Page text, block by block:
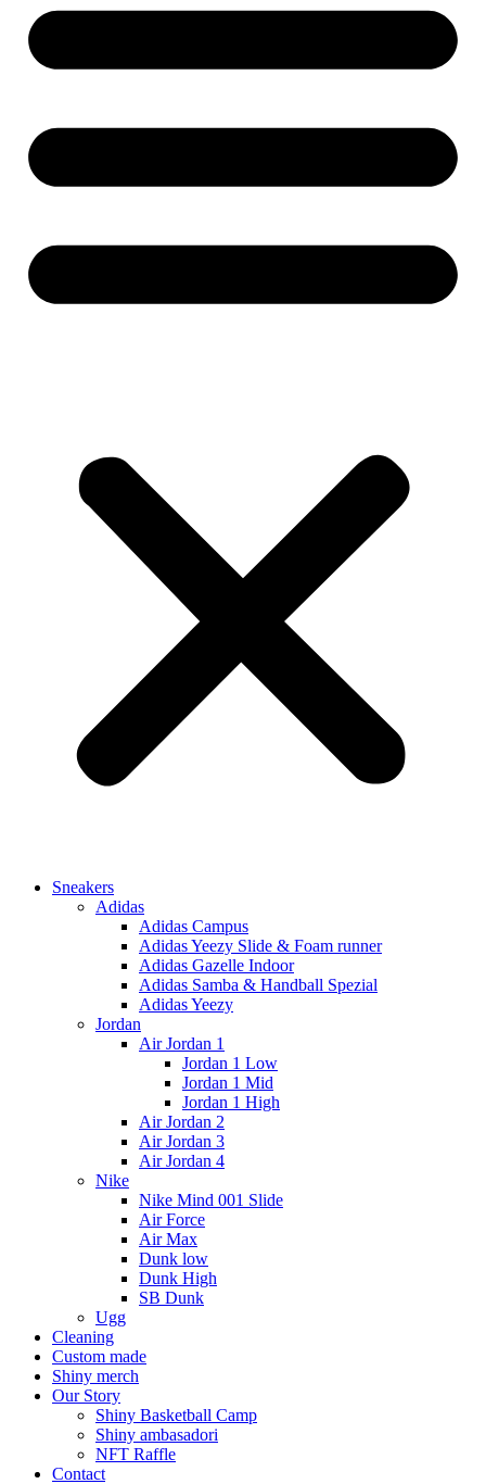
Sneakers
Adidas
Adidas Campus
Adidas Yeezy Slide & Foam runner
Adidas Gazelle Indoor
Adidas Samba & Handball Spezial
Adidas Yeezy
Jordan
Air Jordan 1
Jordan 1 Low
Jordan 1 Mid
Jordan 1 High
Air Jordan 2
Air Jordan 3
Air Jordan 4
Nike
Nike Mind 001 Slide
Air Force
Air Max
Dunk low
Dunk High
SB Dunk
Ugg
Cleaning
Custom made
Shiny merch
Our Story
Shiny Basketball Camp
Shiny ambasadori
NFT Raffle
Contact